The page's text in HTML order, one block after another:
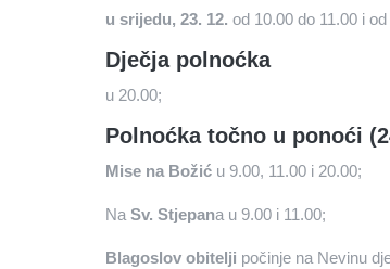
u srijedu, 23. 12. od 10.00 do 11.00 i
Dječja polnoćka
u 20.00;
Polnoćka točno u ponoći
Mise na Božić u 9.00, 11.00 i 20.00;
Na Sv. Stjepana u 9.00 i 11.00;
Blagoslov obitelji počinje na Nevinu